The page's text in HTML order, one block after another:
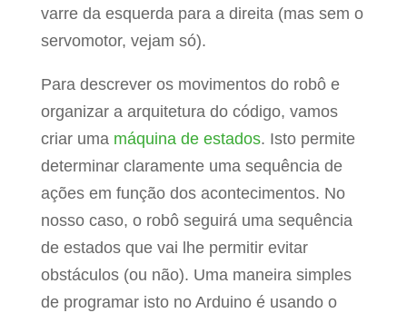
varre da esquerda para a direita (mas sem o
servomotor, vejam só).
Para descrever os movimentos do robô e
organizar a arquitetura do código, vamos
criar uma máquina de estados. Isto permite
determinar claramente uma sequência de
ações em função dos acontecimentos. No
nosso caso, o robô seguirá uma sequência
de estados que vai lhe permitir evitar
obstáculos (ou não). Uma maneira simples
de programar isto no Arduino é usando o